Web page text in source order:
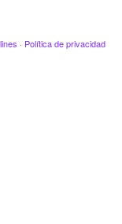
· Política de privacidad